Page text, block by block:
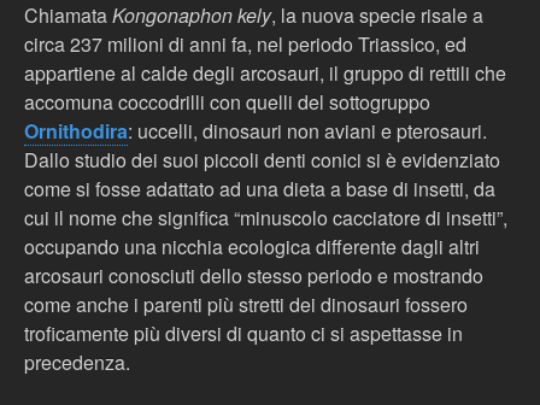
ChiamataKongonaphon kely, la nuova specie risale a
circa 237 milioni di anni fa, nel periodo Triassico, ed
appartiene al calde degli arcosauri, il gruppo di rettili che
accomuna coccodrilli con quelli del sottogruppo
Ornithodira: uccelli, dinosauri non aviani e pterosauri.
Dallo studio dei suoi piccoli denti conici si è evidenziato
come si fosse adattato ad una dieta a base di insetti, da
cui il nome che significa “minuscolo cacciatore di insetti”,
occupando una nicchia ecologica differente dagli altri
arcosauri conosciuti dello stesso periodo e mostrando
come anche i parenti più stretti dei dinosauri fossero
troficamente più diversi di quanto ci si aspettasse in
precedenza.